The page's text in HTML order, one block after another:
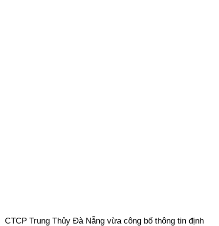
CTCP Trung Thủy Đà Nẵng vừa công bố thông tin định